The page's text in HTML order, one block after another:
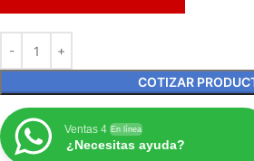
COTIZAR
Ventas 4 En línea
¿Necesitas ayuda?